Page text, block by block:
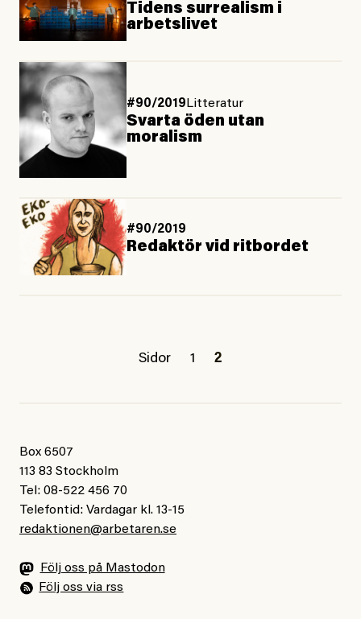
Tidens surrealism i
arbetslivet
#90/2019 Litteratur
Svarta öden utan
moralism
#90/2019
Redaktör vid ritbordet
Sidor 1 2
Box 6507
113 83 Stockholm
Tel: 08-522 456 70
Telefontid: Vardagar kl. 13-15
redaktionen@arbetaren.se
Följ oss på Mastodon
Följ oss via rss